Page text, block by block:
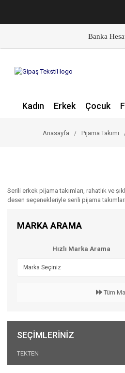
Banka
Kadın Erkek Çocuk
Anasayfa Pijama Takımı
Serili erkek pijama takımları, rahatlık ve
desen seçenekleriyle serili pijama
MARKA ARAMA
Hızlı Marka Arama
Tüm
SEÇIMLERINIZ
TEKTEN